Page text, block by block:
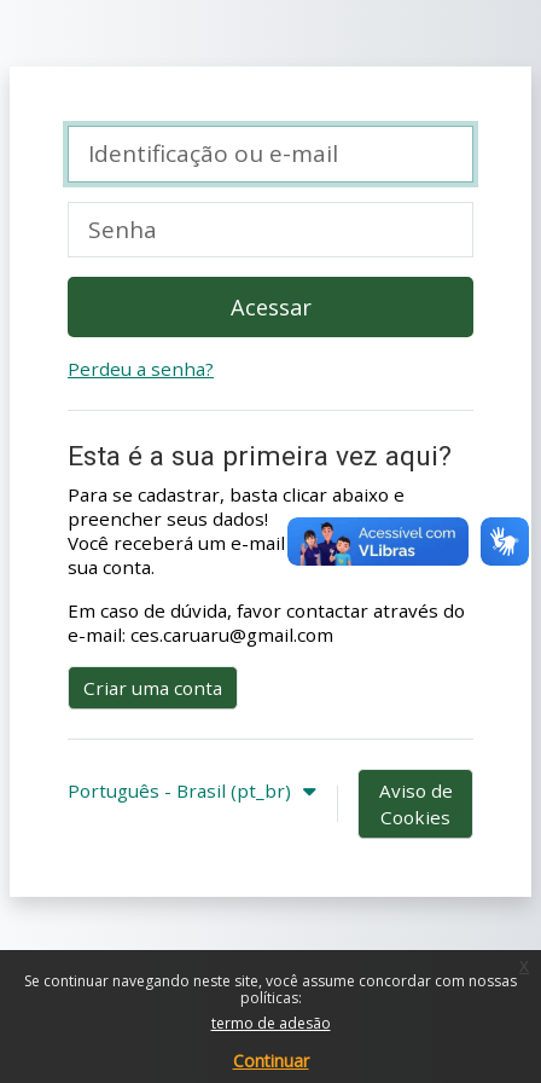
Se continuar navegando neste site, você assume concordar com nossas
políticas:
termo de adesão
Continuar
x
Acessar
Perdeu a senha?
Esta é a sua primeira vez aqui?
Para se cadastrar, basta clicar abaixo e
preencher seus dados!
Você receberá um e-mail de confirmação da
sua conta.
Em caso de dúvida, favor contactar através do
e-mail: ces.caruaru@gmail.com
Criar uma conta
Português - Brasil ‎(pt_br)‎
Aviso de
Cookies